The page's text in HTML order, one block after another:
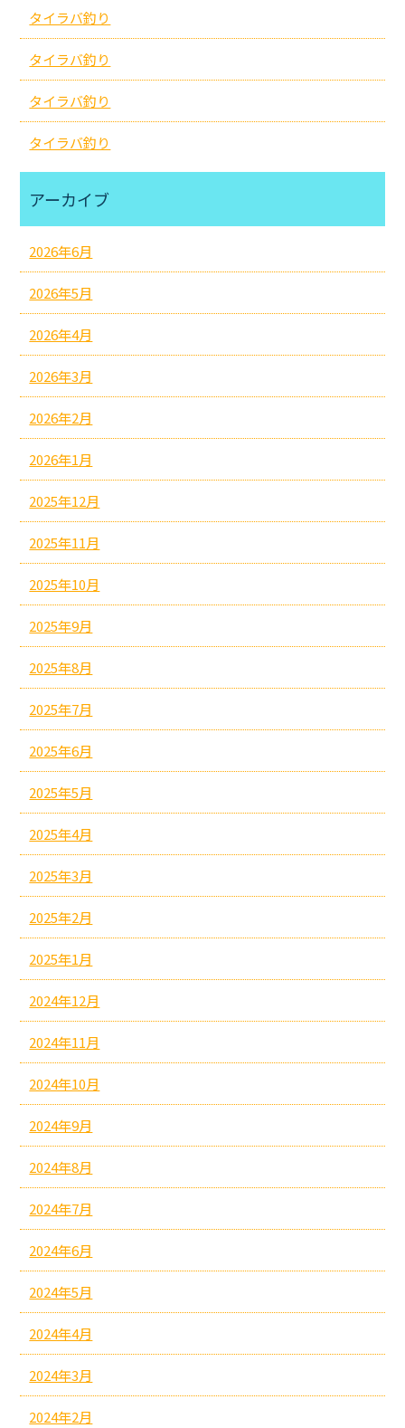
タイラバ釣り
タイラバ釣り
タイラバ釣り
タイラバ釣り
アーカイブ
2026年6月
2026年5月
2026年4月
2026年3月
2026年2月
2026年1月
2025年12月
2025年11月
2025年10月
2025年9月
2025年8月
2025年7月
2025年6月
2025年5月
2025年4月
2025年3月
2025年2月
2025年1月
2024年12月
2024年11月
2024年10月
2024年9月
2024年8月
2024年7月
2024年6月
2024年5月
2024年4月
2024年3月
2024年2月